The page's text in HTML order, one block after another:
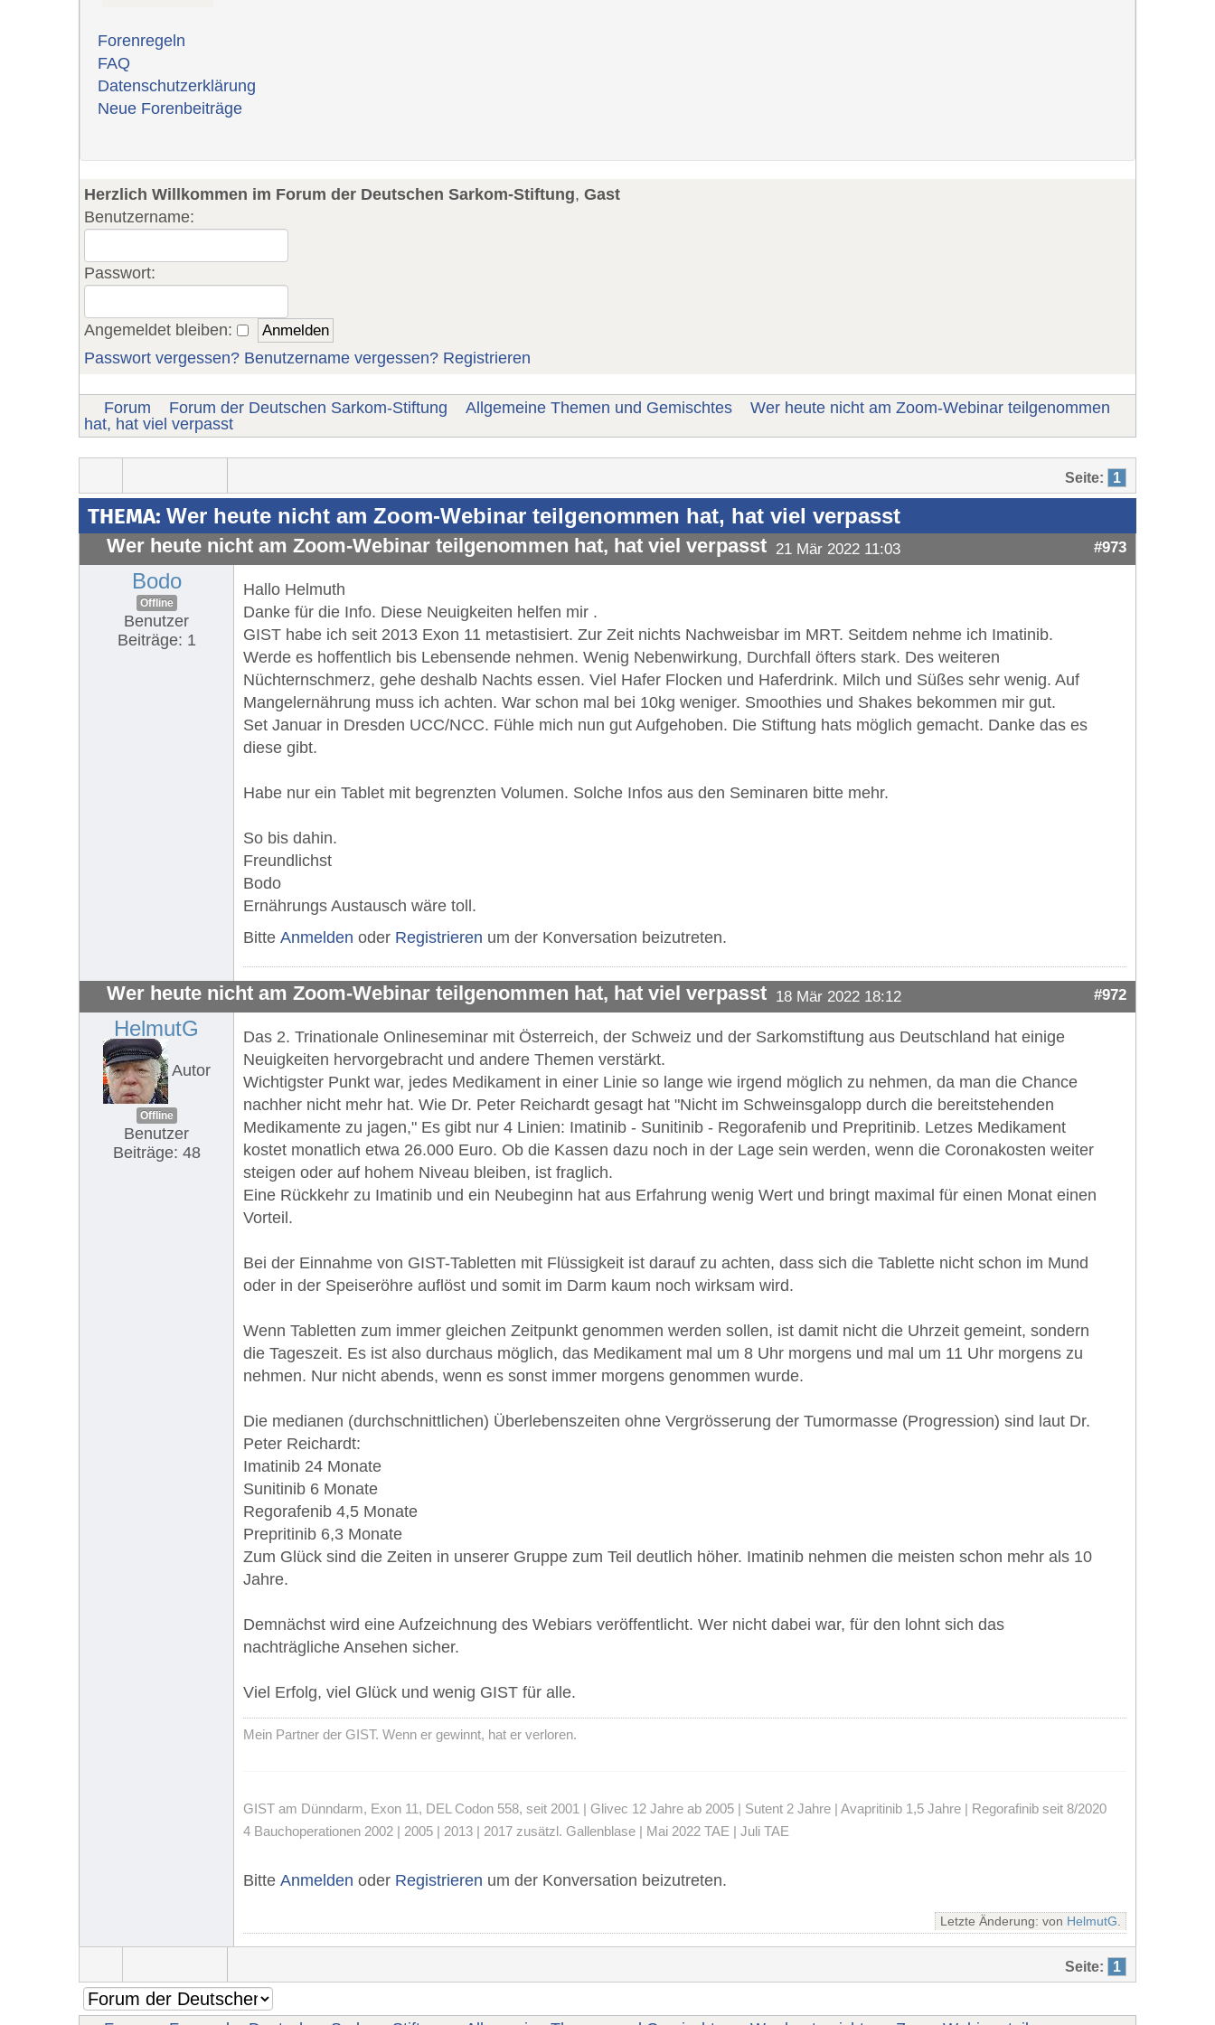
Forenregeln
FAQ
Datenschutzerklärung
Neue Forenbeiträge
Herzlich Willkommen im Forum der Deutschen Sarkom-Stiftung, Gast
Benutzername:
Passwort:
Angemeldet bleiben:
Passwort vergessen? Benutzername vergessen? Registrieren
Forum Forum der Deutschen Sarkom-Stiftung Allgemeine Themen und Gemischtes
Wer heute nicht am Zoom-Webinar teilgenommen
hat, hat viel verpasst
Seite: 1
THEMA: Wer heute nicht am Zoom-Webinar teilgenommen hat, hat viel verpasst
Wer heute nicht am Zoom-Webinar teilgenommen hat, hat viel verpasst 21 Mär 2022 11:03 #973
Bodo
Offline
Benutzer
Beiträge: 1
Hallo Helmuth
Danke für die Info. Diese Neuigkeiten helfen mir .
GIST habe ich seit 2013 Exon 11 metastisiert. Zur Zeit nichts Nachweisbar im MRT. Seitdem nehme ich Imatinib.
Werde es hoffentlich bis Lebensende nehmen. Wenig Nebenwirkung, Durchfall öfters stark. Des weiteren
Nüchternschmerz, gehe deshalb Nachts essen. Viel Hafer Flocken und Haferdrink. Milch und Süßes sehr wenig. Auf
Mangelernährung muss ich achten. War schon mal bei 10kg weniger. Smoothies und Shakes bekommen mir gut.
Set Januar in Dresden UCC/NCC. Fühle mich nun gut Aufgehoben. Die Stiftung hats möglich gemacht. Danke das es
diese gibt.
Habe nur ein Tablet mit begrenzten Volumen. Solche Infos aus den Seminaren bitte mehr.
So bis dahin.
Freundlichst
Bodo
Ernährungs Austausch wäre toll.
Bitte Anmelden oder Registrieren um der Konversation beizutreten.
Wer heute nicht am Zoom-Webinar teilgenommen hat, hat viel verpasst 18 Mär 2022 18:12 #972
HelmutG
Autor
Offline
Benutzer
Beiträge: 48
Das 2. Trinationale Onlineseminar mit Österreich, der Schweiz und der Sarkomstiftung aus Deutschland hat einige
Neuigkeiten hervorgebracht und andere Themen verstärkt.
Wichtigster Punkt war, jedes Medikament in einer Linie so lange wie irgend möglich zu nehmen, da man die Chance
nachher nicht mehr hat. Wie Dr. Peter Reichardt gesagt hat "Nicht im Schweinsgalopp durch die bereitstehenden
Medikamente zu jagen," Es gibt nur 4 Linien: Imatinib - Sunitinib - Regorafenib und Prepritinib. Letzes Medikament
kostet monatlich etwa 26.000 Euro. Ob die Kassen dazu noch in der Lage sein werden, wenn die Coronakosten weiter
steigen oder auf hohem Niveau bleiben, ist fraglich.
Eine Rückkehr zu Imatinib und ein Neubeginn hat aus Erfahrung wenig Wert und bringt maximal für einen Monat einen
Vorteil.
Bei der Einnahme von GIST-Tabletten mit Flüssigkeit ist darauf zu achten, dass sich die Tablette nicht schon im Mund
oder in der Speiseröhre auflöst und somit im Darm kaum noch wirksam wird.
Wenn Tabletten zum immer gleichen Zeitpunkt genommen werden sollen, ist damit nicht die Uhrzeit gemeint, sondern
die Tageszeit. Es ist also durchaus möglich, das Medikament mal um 8 Uhr morgens und mal um 11 Uhr morgens zu
nehmen. Nur nicht abends, wenn es sonst immer morgens genommen wurde.
Die medianen (durchschnittlichen) Überlebenszeiten ohne Vergrösserung der Tumormasse (Progression) sind laut Dr.
Peter Reichardt:
Imatinib 24 Monate
Sunitinib 6 Monate
Regorafenib 4,5 Monate
Prepritinib 6,3 Monate
Zum Glück sind die Zeiten in unserer Gruppe zum Teil deutlich höher. Imatinib nehmen die meisten schon mehr als 10
Jahre.
Demnächst wird eine Aufzeichnung des Webiars veröffentlicht. Wer nicht dabei war, für den lohnt sich das
nachträgliche Ansehen sicher.
Viel Erfolg, viel Glück und wenig GIST für alle.
Mein Partner der GIST. Wenn er gewinnt, hat er verloren.
GIST am Dünndarm, Exon 11, DEL Codon 558, seit 2001 | Glivec 12 Jahre ab 2005 | Sutent 2 Jahre | Avapritinib 1,5 Jahre | Regorafinib seit 8/2020
4 Bauchoperationen 2002 | 2005 | 2013 | 2017 zusätzl. Gallenblase | Mai 2022 TAE | Juli TAE
Bitte Anmelden oder Registrieren um der Konversation beizutreten.
Letzte Änderung: von HelmutG
Seite: 1